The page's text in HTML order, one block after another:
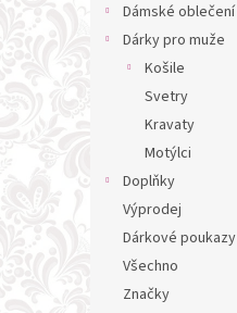
Dámské oblečení
Dárky pro muže
Košile
Svetry
Kravaty
Motýlci
Doplňky
Výprodej
Dárkové poukazy
Všechno
Značky